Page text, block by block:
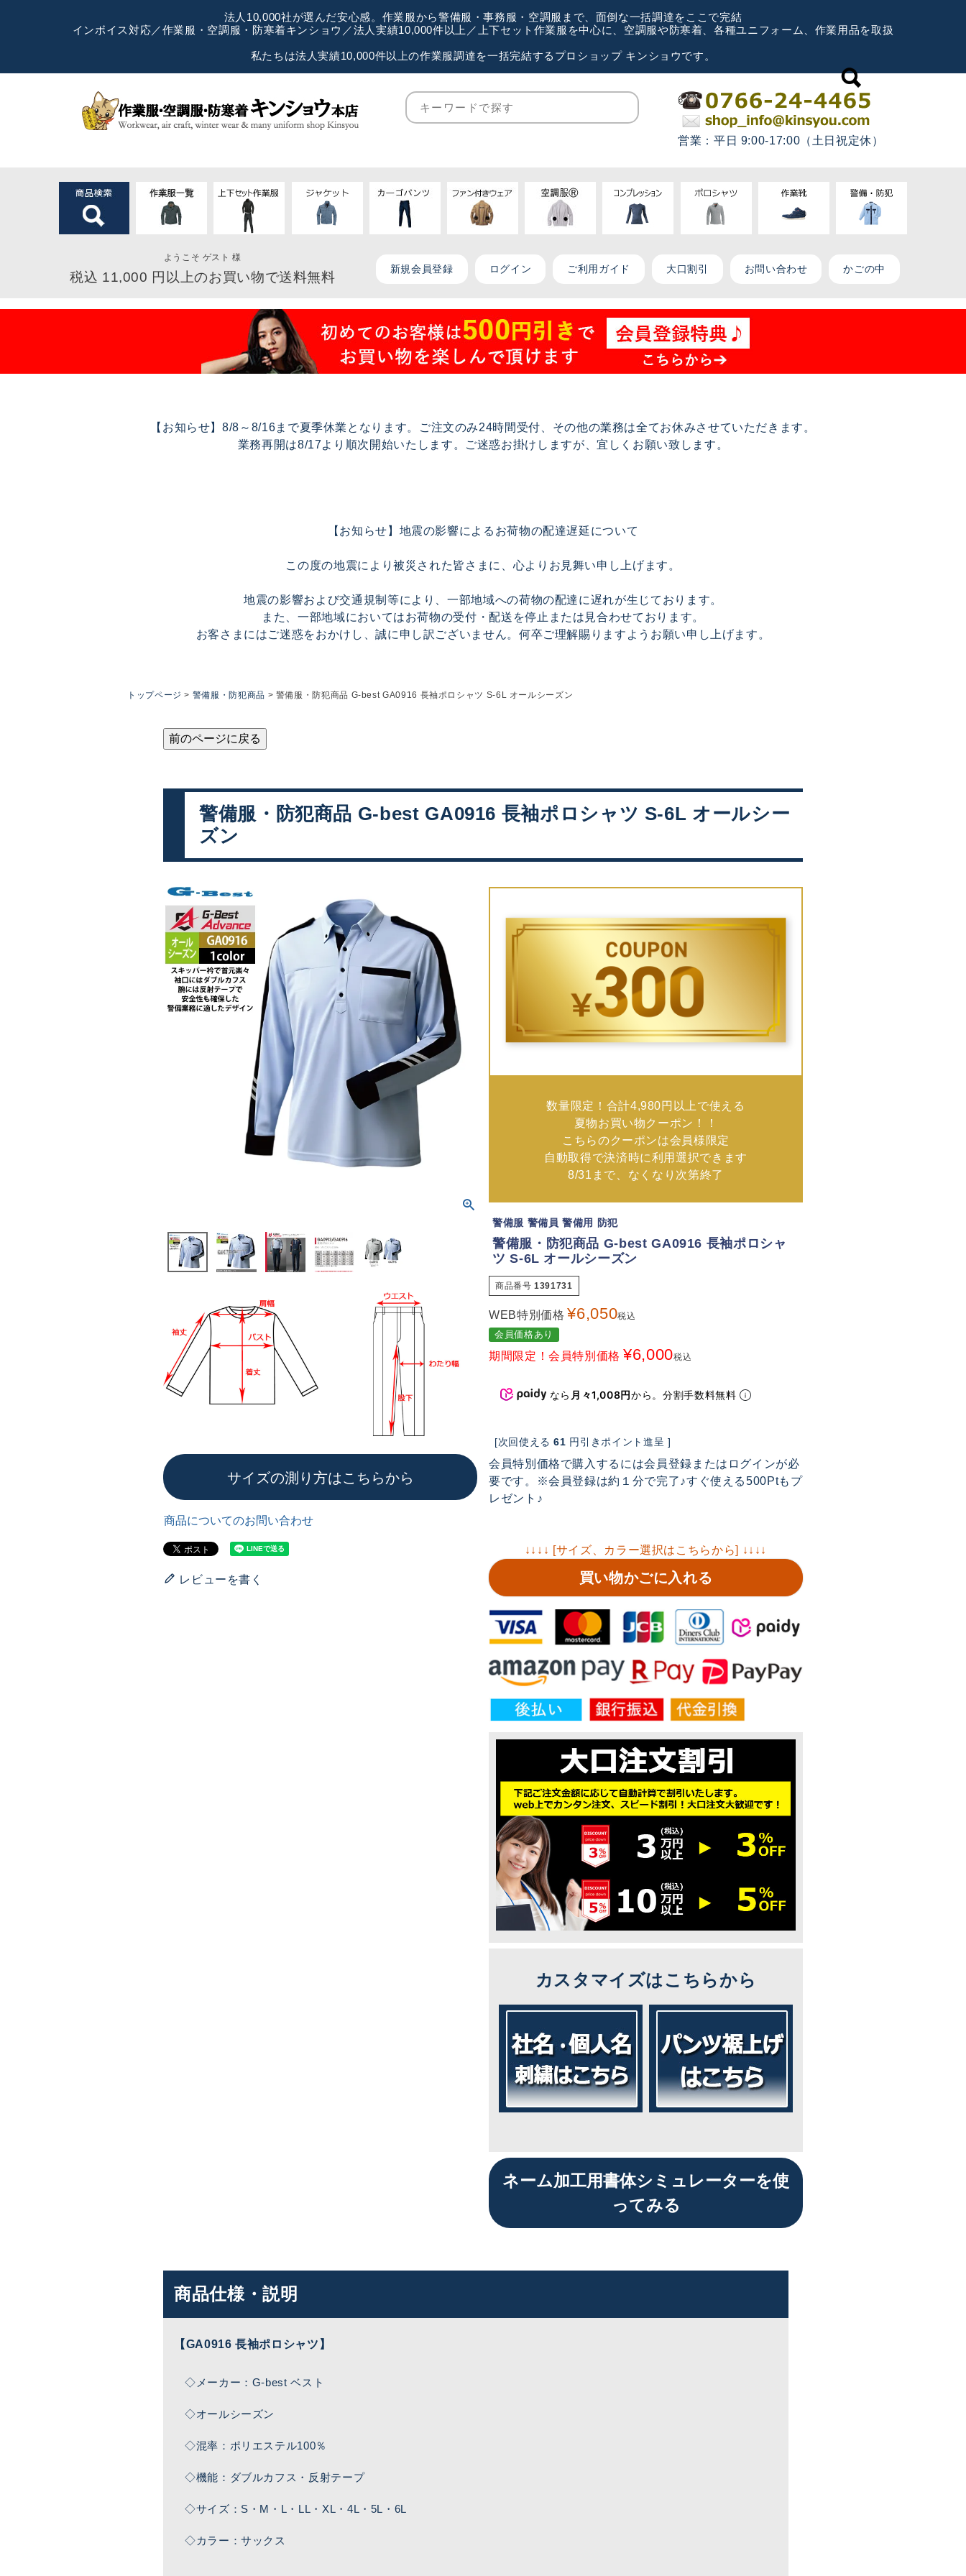
法人10,000社が選んだ安心感。作業服から警備服・事務服・空調服まで、面倒な一括調達をここで完結
インボイス対応／作業服・空調服・防寒着キンショウ／法人実績10,000件以上／上下セット作業服を中心に、空調服や防寒着、各種ユニフォーム、作業用品を取扱
私たちは法人実績10,000件以上の作業服調達を一括完結するプロショップ キンショウです。
営業：平日 9:00-17:00（土日祝定休）
ようこそ ゲスト 様
税込 11,000 円以上のお買い物で送料無料
新規会員登録 ログイン ご利用ガイド 大口割引 お問い合わせ かごの中
【お知らせ】8/8～8/16まで夏季休業となります。ご注文のみ24時間受付、その他の業務は全てお休みさせていただきます。
業務再開は8/17より順次開始いたします。ご迷惑お掛けしますが、宜しくお願い致します。
【お知らせ】地震の影響によるお荷物の配達遅延について
この度の地震により被災された皆さまに、心よりお見舞い申し上げます。
地震の影響および交通規制等により、一部地域への荷物の配達に遅れが生じております。
また、一部地域においてはお荷物の受付・配送を停止または見合わせております。
お客さまにはご迷惑をおかけし、誠に申し訳ございません。何卒ご理解賜りますようお願い申し上げます。
トップページ 警備服・防犯商品 警備服・防犯商品 G-best GA0916 長袖ポロシャツ S-6L オールシーズン
前のページに戻る
警備服・防犯商品 G-best GA0916 長袖ポロシャツ S-6L オールシー
ズン
サイズの測り方はこちらから
商品についてのお問い合わせ
レビューを書く
数量限定！合計4,980円以上で使える
夏物お買い物クーポン！！
こちらのクーポンは会員様限定
自動取得で決済時に利用選択できます
8/31まで、なくなり次第終了
警備服 警備員 警備用 防犯
警備服・防犯商品 G-best GA0916 長袖ポロシャ
ツ S-6L オールシーズン
商品番号 1391731
WEB特別価格 ¥6,050税込
会員価格あり
期間限定！会員特別価格 ¥6,000税込
なら 月々1,008円から。分割手数料無料
[次回使える 61 円引きポイント進呈 ]
会員特別価格で購入するには会員登録またはログインが必
要です。※会員登録は約１分で完了♪すぐ使える500Ptもプ
レゼント♪
↓↓↓↓ [サイズ、カラー選択はこちらから] ↓↓↓↓
買い物かごに入れる
カスタマイズはこちらから
ネーム加工用書体シミュレーターを使
ってみる
商品仕様・説明
【GA0916 長袖ポロシャツ】
◇メーカー：G-best ベスト
◇オールシーズン
◇混率：ポリエステル100％
◇機能：ダブルカフス・反射テープ
◇サイズ：S・M・L・LL・XL・4L・5L・6L
◇カラー：サックス